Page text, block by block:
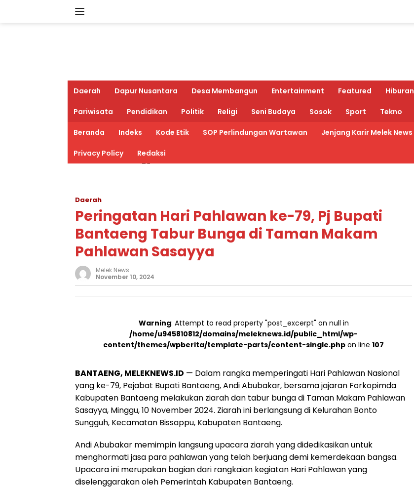
Daerah Dapur Nusantara Desa Membangun Entertainment Featured Hiburan
Pariwisata Pendidikan Politik Religi Seni Budaya Sosok Sport Tekno
Beranda Indeks Kode Etik SOP Perlindungan Wartawan Jenjang Karir Melek News
Privacy Policy Redaksi
Daerah
Peringatan Hari Pahlawan ke-79, Pj Bupati
Bantaeng Tabur Bunga di Taman Makam
Pahlawan Sasayya
Melek News
November 10, 2024
Warning: Attempt to read property "post_excerpt" on null in
/home/u945810812/domains/meleknews.id/public_html/wp-
content/themes/wpberita/template-parts/content-single.php on line107
BANTAENG, MELEKNEWS.ID — Dalam rangka memperingati Hari Pahlawan Nasional
yang ke-79, Pejabat Bupati Bantaeng, Andi Abubakar, bersama jajaran Forkopimda
Kabupaten Bantaeng melakukan ziarah dan tabur bunga di Taman Makam Pahlawan
Sasayya, Minggu, 10 November 2024. Ziarah ini berlangsung di Kelurahan Bonto
Sungguh, Kecamatan Bissappu, Kabupaten Bantaeng.
Andi Abubakar memimpin langsung upacara ziarah yang didedikasikan untuk
menghormati jasa para pahlawan yang telah berjuang demi kemerdekaan bangsa.
Upacara ini merupakan bagian dari rangkaian kegiatan Hari Pahlawan yang
diselenggarakan oleh Pemerintah Kabupaten Bantaeng.